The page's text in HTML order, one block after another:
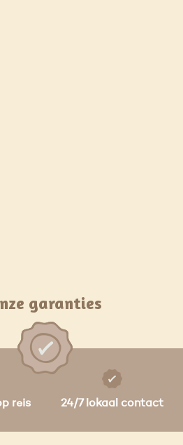
garanties
reis 24/7 lokaal contact